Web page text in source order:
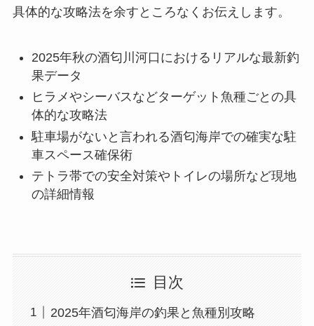
具体的な攻略法を余すところなくお伝えします。
2025年秋の酒匂川河口におけるリアルな最新釣
果データ
ヒラメやシーバスなどターゲット魚種ごとの具
体的な攻略法
駐車場がないと言われる酒匂海岸での確実な駐
車スペース確保術
テトラ帯での安全対策やトイレの場所など現地
の詳細情報
目次
2025年酒匂海岸の釣果と魚種別攻略